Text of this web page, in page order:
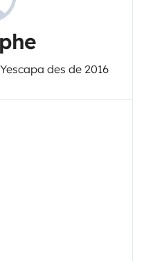
des de 2016